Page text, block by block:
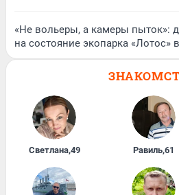
«Не вольеры, а камеры пыток»:
на состояние экопарка «Лотос»
Светлана,49 Равиль,61